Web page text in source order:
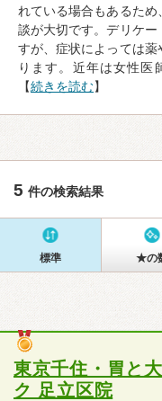
れている場合もあるた
談が大切です。デリケー
すが、症状によっては
ります。近年は女性医
【続きを読む】
5 件の検索結果
標準 ★の
東京千住・胃と
ク 足立区院